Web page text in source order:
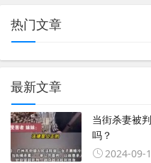
热门文章
最新文章
当街杀妻被
吗？
2024-09-